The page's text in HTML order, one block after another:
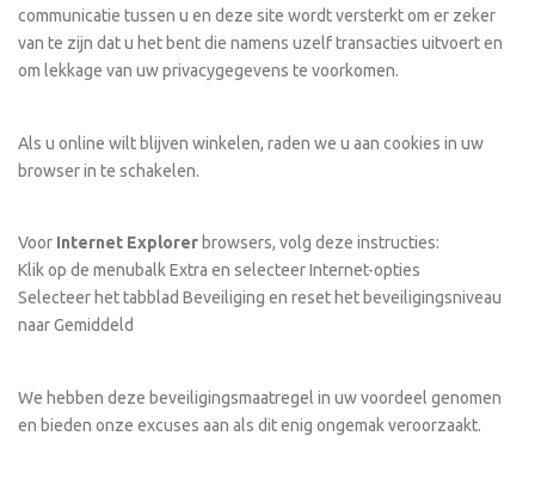
communicatie tussen u en deze site wordt versterkt om er zeker
van te zijn dat u het bent die namens uzelf transacties uitvoert en
om lekkage van uw privacygegevens te voorkomen.
Als u online wilt blijven winkelen, raden we u aan cookies in uw
browser in te schakelen.
Voor Internet Explorer browsers, volg deze instructies:
Klik op de menubalk Extra en selecteer Internet-opties
Selecteer het tabblad Beveiliging en reset het beveiligingsniveau
naar Gemiddeld
We hebben deze beveiligingsmaatregel in uw voordeel genomen
en bieden onze excuses aan als dit enig ongemak veroorzaakt.